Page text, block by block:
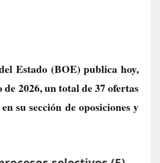
Estado (BOE) publica hoy,
de 2026, un total de37 ofertas
su sección de oposiciones y